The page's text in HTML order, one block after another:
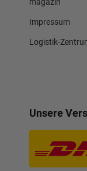
Impressum
Logistik-
Unsere